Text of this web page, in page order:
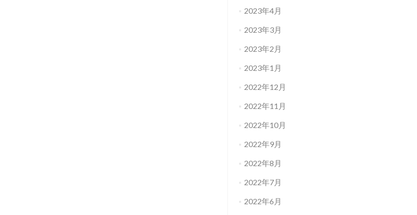
2023年4月
2023年3月
2023年2月
2023年1月
2022年12月
2022年11月
2022年10月
2022年9月
2022年8月
2022年7月
2022年6月